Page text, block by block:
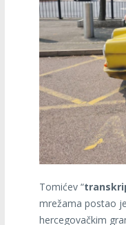
Tomićev “
mrežama postao
hercegovačkim